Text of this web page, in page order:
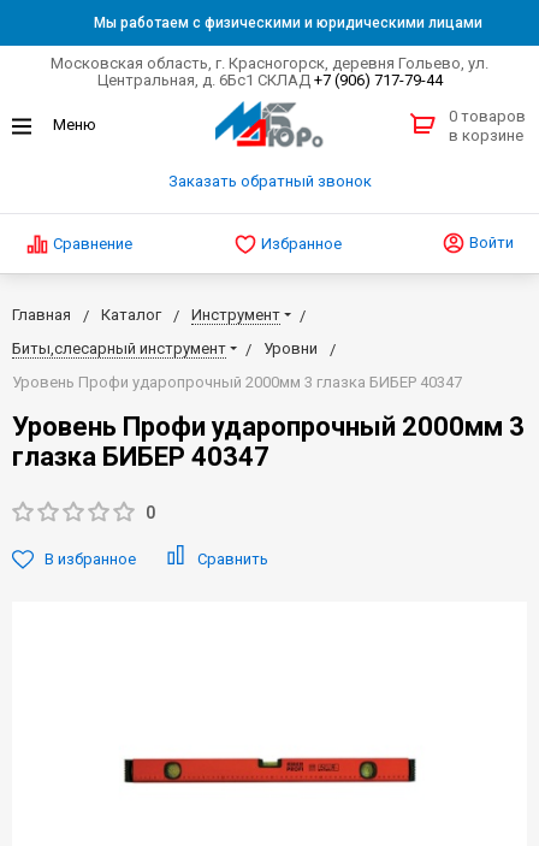
Мы работаем с физическими и юридическими лицами
Московская область, г. Красногорск, деревня Гольево, ул.
Центральная, д. 6Бс1 СКЛАД +7 (906) 717-79-44
Заказать обратный звонок
0 товаров
в корзине
Сравнение Избранное Войти
Главная Каталог
Инструмент
Биты,слесарный инструмент
Уровни
Уровень Профи ударопрочный 2000мм 3 глазка БИБЕР 40347
Уровень Профи ударопрочный 2000мм 3
глазка БИБЕР 40347
0
В избранное Сравнить